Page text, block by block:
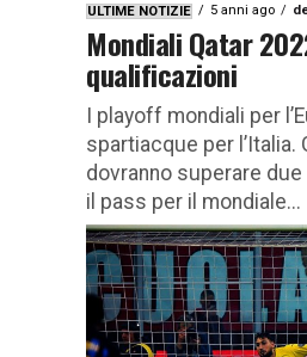
ULTIME NOTIZIE 5 anni ago
Mondiali Qatar
qualificazioni
I playoff mondiali per
spartiacque per l’Italia.
dovranno superare
il pass per il mondiale...